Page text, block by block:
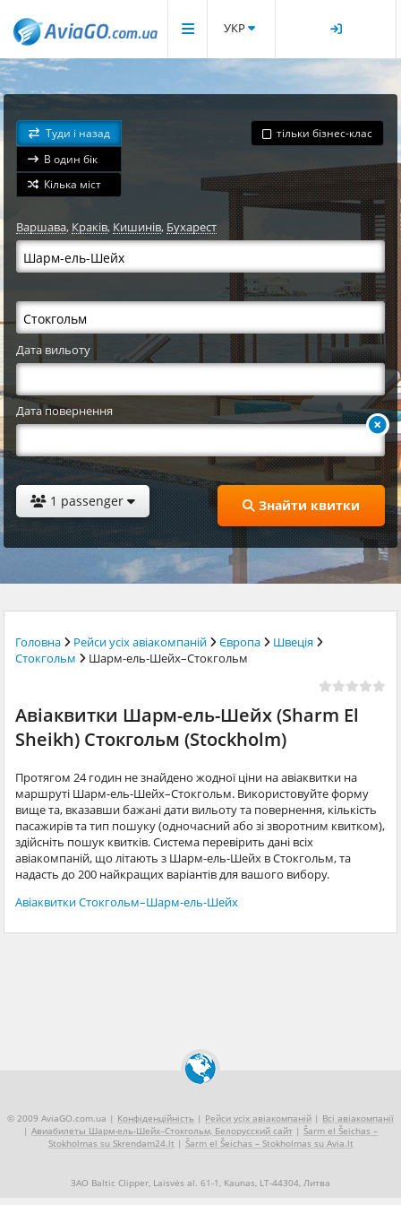
УКР
Туди і назад
В один бік
Кілька міст
тільки бізнес-клас
Варшава,Краків, Кишинів, Бухарест
Дата вильоту
Дата повернення
1 passenger Знайти квитки
Головна Рейси усіх авіакомпаній Європа
Швеція
Стокгольм
Шарм-ель-Шейх–Стокгольм
Авіаквитки Шарм-ель-Шейх (Sharm El
Sheikh) Стокгольм (Stockholm)
Протягом 24 годин не знайдено жодної ціни на авіаквитки на
маршруті Шарм-ель-Шейх–Стокгольм. Використовуйте форму
вище та, вказавши бажані дати вильоту та повернення, кількість
пасажирів та тип пошуку (одночасний або зі зворотним квитком),
здійсніть пошук квитків. Система перевірить дані всіх
авіакомпаній, що літають з Шарм-ель-Шейх в Стокгольм, та
надасть до 200 найкращих варіантів для вашого вибору.
Авіаквитки Стокгольм–Шарм-ель-Шейх
© 2009 AviaGO.com.ua | Конфіденційність | Рейси усіх авіакомпаній | Всі авіакомпанії
| Авиабилеты Шарм-ель-Шейх–Стокгольм, Белорусский сайт | Šarm el Šeichas –
Stokholmas su Skrendam24.lt | Šarm el Šeichas – Stokholmas su Avia.lt
ЗАО Baltic Clipper, Laisvės al. 61-1, Kaunas, LT-44304, Литва